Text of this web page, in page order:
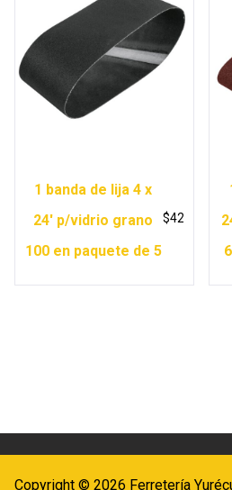
1 banda de lija 4 x
24′ p/vidrio grano
100 en paquete de 5
$42
Copyright © 2026 Ferretería